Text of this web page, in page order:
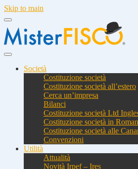
Skip to main
Società
Costituzione società
Costituzione società all’estero
Cerca un’impresa
Bilanci
Costituzione società Ltd
Costituzione società in
Costituzione società alle
Convenzioni
Utilità
Attualità
Novità Irpef – Ires